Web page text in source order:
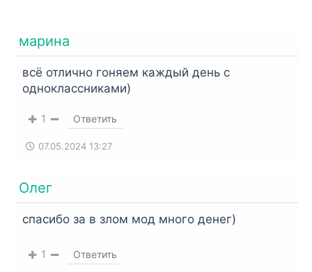
марина
всё отлично гоняем каждый день с
одноклассниками)
1 Ответить
07.05.2024 13:27
Олег
спасибо за в злом мод много денег)
1 Ответить